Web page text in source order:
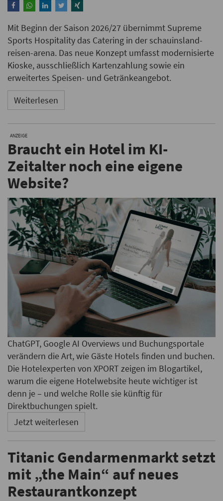
Mit Beginn der Saison 2026/27 übernimmt Supreme
Sports Hospitality das Catering in der schauinsland-
reisen-arena. Das neue Konzept umfasst modernisierte
Kioske, ausschließlich Kartenzahlung sowie ein
erweitertes Speisen- und Getränkeangebot.
Weiterlesen
ANZEIGE
Braucht ein Hotel im KI-
Zeitalter noch eine eigene
Website?
ChatGPT, Google AI Overviews und Buchungsportale
verändern die Art, wie Gäste Hotels finden und buchen.
Die Hotelexperten von XPORT zeigen im Blogartikel,
warum die eigene Hotelwebsite heute wichtiger ist
denn je – und welche Rolle sie künftig für
Direktbuchungen spielt.
Jetzt weiterlesen
Titanic Gendarmenmarkt setzt
mit „the Main“ auf neues
Restaurantkonzept